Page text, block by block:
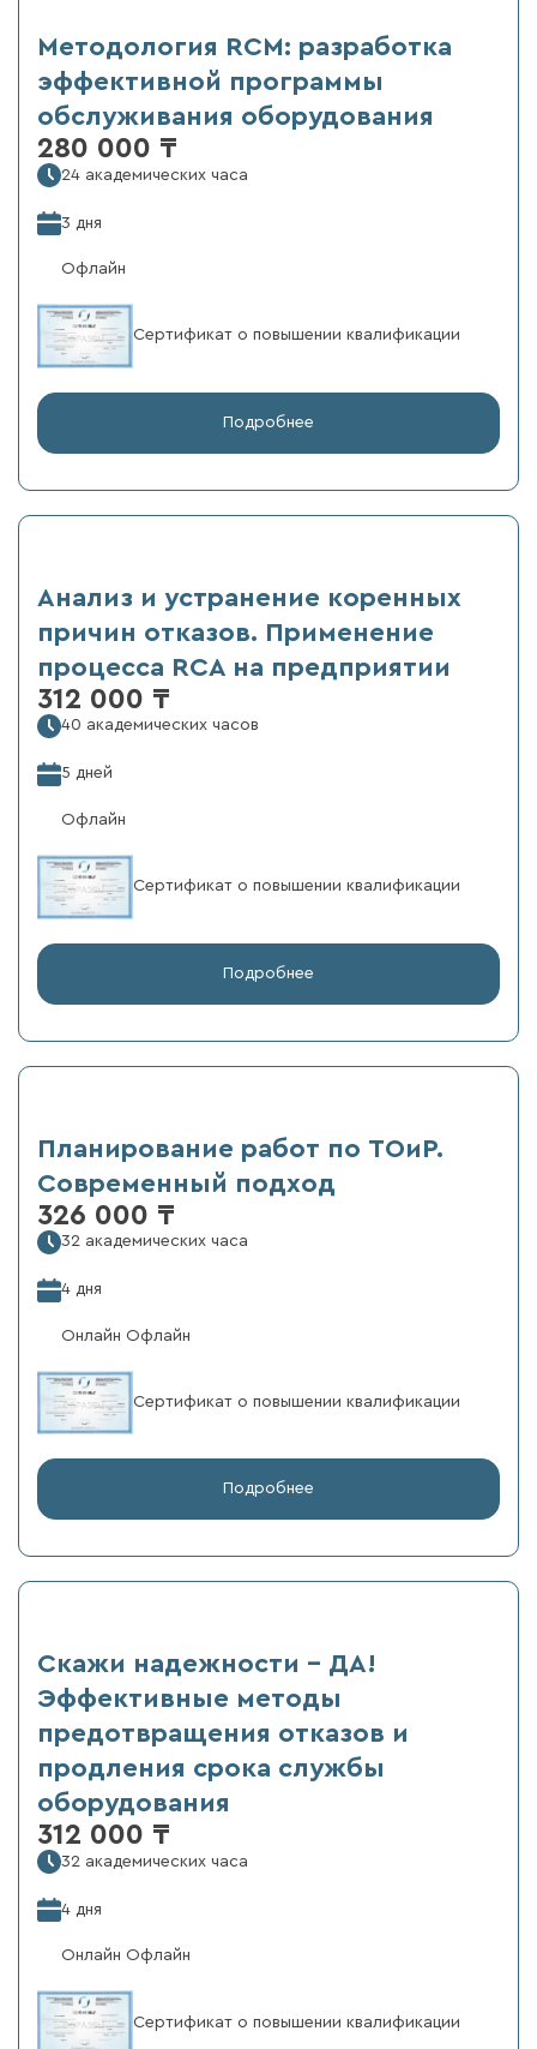
Методология RCM: разработка
эффективной программы
обслуживания оборудования
280 000 ₸
24 академических часа
3 дня
Офлайн
Сертификат о повышении квалификации
Подробнее
Анализ и устранение коренных
причин отказов. Применение
процесса RCA на предприятии
312 000 ₸
40 академических часов
5 дней
Офлайн
Сертификат о повышении квалификации
Подробнее
Планирование работ по ТОиР.
Современный подход
326 000 ₸
32 академических часа
4 дня
Онлайн Офлайн
Сертификат о повышении квалификации
Подробнее
Скажи надежности – ДА!
Эффективные методы
предотвращения отказов и
продления срока службы
оборудования
312 000 ₸
32 академических часа
4 дня
Онлайн Офлайн
Сертификат о повышении квалификации